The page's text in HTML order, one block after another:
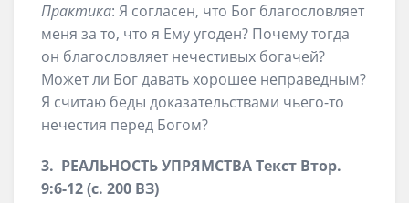
Практика: Я согласен, что Бог благословляет
меня за то, что я Ему угоден? Почему тогда
он благословляет нечестивых богачей?
Может ли Бог давать хорошее неправедным?
Я считаю беды доказательствами чьего-то
нечестия перед Богом?
3. РЕАЛЬНОСТЬ УПРЯМСТВА Текст Втор.
9:6-12 (с. 200 ВЗ)